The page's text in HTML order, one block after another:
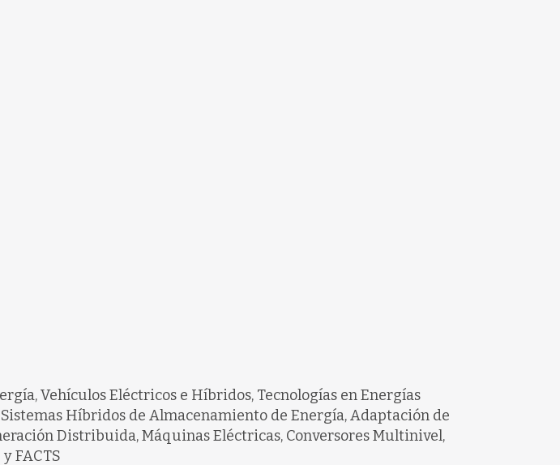
Vehículos Eléctricos e Híbridos, Tecnologías en Energías
Sistemas Híbridos de Almacenamiento de Energía, Adaptación de
Distribuida, Máquinas Eléctricas, Conversores Multinivel,
FACTS